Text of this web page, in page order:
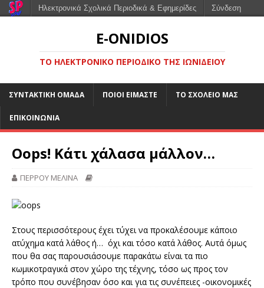
E-ONIDIOS
ΤΟ ΗΛΕΚΤΡΟΝΙΚΌ ΠΕΡΙΟΔΙΚΌ ΤΗΣ ΙΩΝΙΔΕΊΟΥ
ΣΥΝΤΑΚΤΙΚΉ ΟΜΆΔΑ ΠΟΙΟΙ ΕΊΜΑΣΤΕ ΤΟ ΣΧΟΛΕΊΟ ΜΑΣ
ΕΠΙΚΟΙΝΩΝΊΑ
Oops! Κάτι χάλασα μάλλον…
ΠΕΡΡΟΥ ΜΕΛΙΝΑ
Στους περισσότερους έχει τύχει να προκαλέσουμε κάποιο
ατύχημα κατά λάθος ή… όχι και τόσο κατά λάθος. Αυτά όμως
που θα σας παρουσιάσουμε παρακάτω είναι τα πιο
κωμικοτραγικά στον χώρο της τέχνης, τόσο ως προς τον
τρόπο που συνέβησαν όσο και για τις συνέπειες -οικονομικές
Ηλεκτρονικά Σχολικά Περιοδικά & Εφημερίδες Σύνδεση